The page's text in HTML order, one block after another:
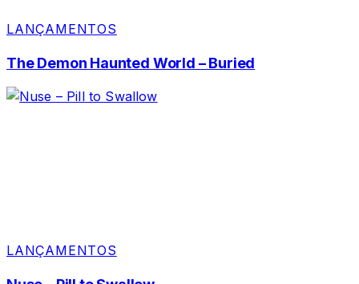
LANÇAMENTOS
The Demon Haunted World – Buried
LANÇAMENTOS